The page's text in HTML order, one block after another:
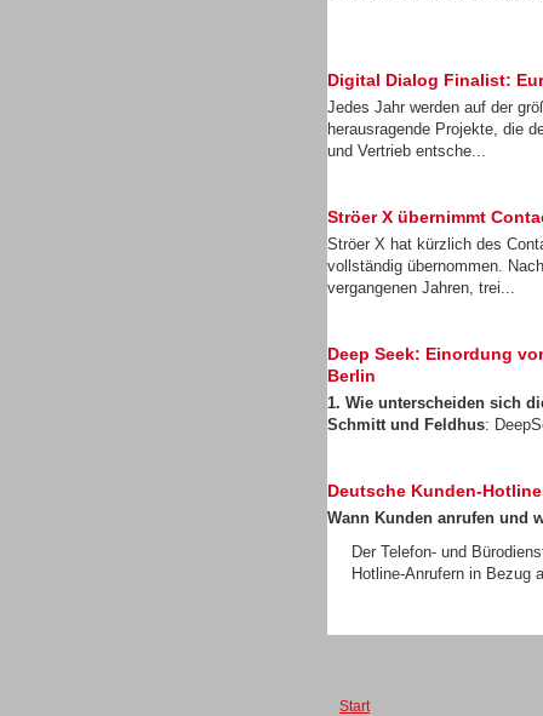
Digital Dialog Finalist:
Jedes Jahr werden auf der
herausragende Projekte, die
und Vertrieb entsche...
Ströer X übernimmt
Ströer X hat kürzlich des
vollständig übernommen.
vergangenen Jahren, trei...
Deep Seek: Einordung
Berlin
1. Wie unterscheiden sich
Schmitt und Feldhus:
Deutsche Kunden-
Wann Kunden anrufen und
Der Telefon- und
Hotline-Anrufern in Bezug
Start